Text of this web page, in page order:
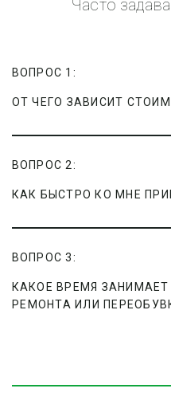
Часто
ВОПРОС 1:
ОТ ЧЕГО ЗАВИСИТ
ВОПРОС 2:
КАК БЫСТРО КО МНЕ
ВОПРОС 3:
КАКОЕ ВРЕМЯ
РЕМОНТА ИЛИ